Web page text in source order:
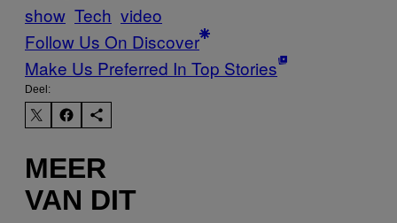
show Tech video
Follow Us On Discover
Make Us Preferred In Top Stories
Deel:
MEER
VAN DIT